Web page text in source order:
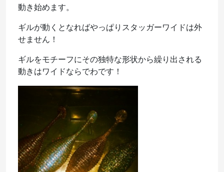
動き始めます。
ギルが動くとなればやっぱりスタッガーワイドは外
せません！
ギルをモチーフにその独特な形状から繰り出される
動きはワイドならでわです！